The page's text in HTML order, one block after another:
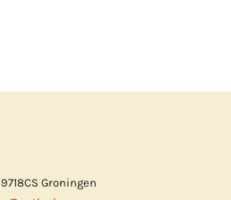
Groningen